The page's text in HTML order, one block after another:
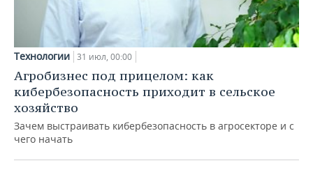
Технологии 31 июл, 00:00
Агробизнес под прицелом: как
кибербезопасность приходит в сельское
хозяйство
Зачем выстраивать кибербезопасность в агросекторе и с
чего начать